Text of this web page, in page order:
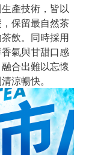
產技術，皆以
保留最自然茶
飲。同時採用
氣與甘甜口感
合出難以忘懷
涼暢快。